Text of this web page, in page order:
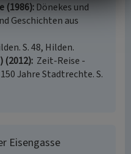
(1986) Dönekes und
Geschichten aus
S. 48, Hilden.
(2012) Zeit-Reise -
Jahre Stadtrechte. S.
Eisengasse